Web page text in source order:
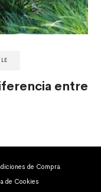
entre
de Compra
de Cookies